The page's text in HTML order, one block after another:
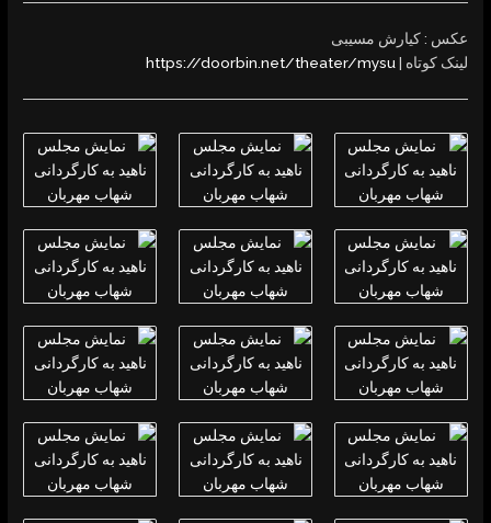
عکس : کیارش مسیبی
لینک کوتاه |https://doorbin.net/theater/mysu